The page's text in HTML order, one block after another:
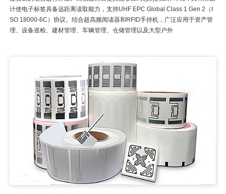
计使电子标签具备远距离读取能力，支持UHF EPC Global Class 1 Gen 2（I
SO 18000-6C）协议。结合超高频阅读器和RFID手持机，广泛应用于资产管
理、设备巡检、建材管理、车辆管理、仓储管理以及大型户外